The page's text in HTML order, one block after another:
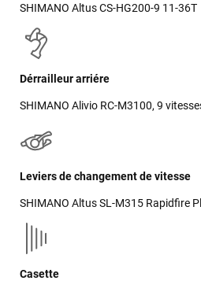
SHIMANO Altus CS-HG200-9 11-36T
Dérrailleur arriére
SHIMANO Alivio RC-M3100, 9
Leviers de changement de vitesse
SHIMANO Altus SL-M315 Rapidfire
Casette